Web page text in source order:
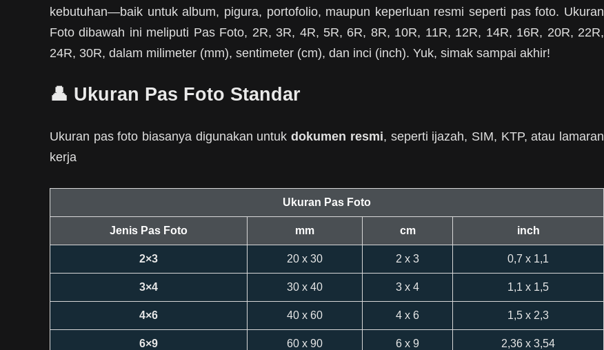
kebutuhan—baik untuk album, pigura, portofolio, maupun keperluan resmi seperti pas foto. Ukuran
Foto dibawah ini meliputi Pas Foto, 2R, 3R, 4R, 5R, 6R, 8R, 10R, 11R, 12R, 14R, 16R, 20R, 22R,
24R, 30R, dalam milimeter (mm), sentimeter (cm), dan inci (inch). Yuk, simak sampai akhir!
👤 Ukuran Pas Foto Standar
Ukuran pas foto biasanya digunakan untukdokumen resmi, seperti ijazah, SIM, KTP, atau lamaran
kerja
Ukuran Pas Foto
Jenis Pas Foto mm cm inch
2×3 20 x 30 2 x 3 0,7 x 1,1
3×4 30 x 40 3 x 4 1,1 x 1,5
4×6 40 x 60 4 x 6 1,5 x 2,3
6×9 60 x 90 6 x 9 2,36 x 3,54